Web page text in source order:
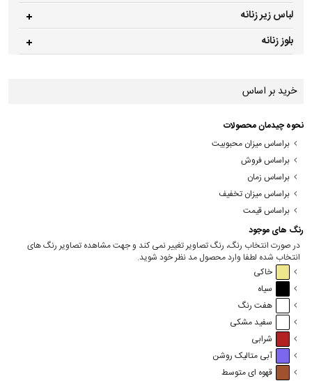
لباس زیر زنانه
بلوز زنانه
خرید بر اساس
نحوه چیدمان محصولات
براساس میزان محبوبیت
براساس فروش
براساس زمان
براساس میزان تخفیف
براساس قیمت
رنگ های موجود
در صورت انتخاب رنگ، رنگ تصاویر تغییر نمی کند و جهت مشاهده تصاویر رنگ های
انتخاب شده لطفا وارد محصول مد نظر خود شوید.
خاکی
سیاه
هفت رنگ
سفید مشکی
شرابی
آبی متالیک روشن
قهوه ای متوسط